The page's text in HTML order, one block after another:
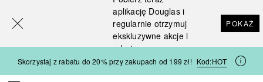
aplikację Douglas i
regularnie otrzymuj
ekskluzywne akcje i
rabaty
POKAŻ
Skorzystaj z rabatu do 20% przy zakupach od 199 zł! Kod:HOT
[navigation.slideout.screenreader]